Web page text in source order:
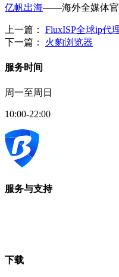
亿帆出海——海外全媒体官
上一篇： FluxISP全球ip代
下一篇： 火豹浏览器
服务时间
周一至周日
10:00-22:00
服务与支持
下载